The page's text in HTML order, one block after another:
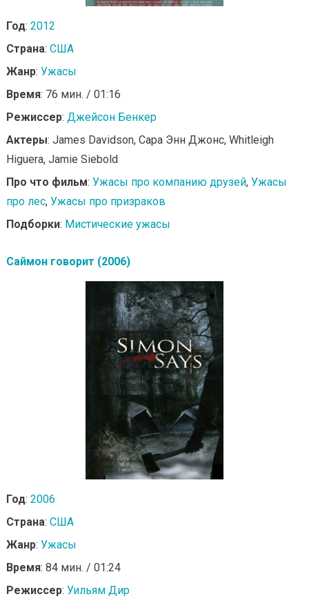
Год: 2012
Страна: США
Жанр: Ужасы
Время: 76 мин. / 01:16
Режиссер: Джейсон Бенкер
Актеры: James Davidson, Сара Энн Джонс, Whitleigh
Higuera, Jamie Siebold
Про что фильм: Ужасы про компанию друзей, Ужасы
про лес, Ужасы про призраков
Подборки: Мистические ужасы
Саймон говорит (2006)
Год: 2006
Страна: США
Жанр: Ужасы
Время: 84 мин. / 01:24
Режиссер: Уильям Дир